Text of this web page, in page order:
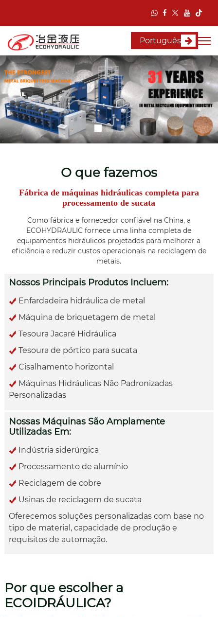
Português
O que fazemos
Fábrica de máquinas hidráulicas completa para
processamento de sucata
Como fábrica e fornecedor confiável na China, a
ECOHYDRAULIC fornece uma linha completa de
equipamentos hidráulicos projetados para melhorar a
eficiência e reduzir custos operacionais na reciclagem de
metais.
Nossos Principais Produtos Incluem:
Enfardadeira hidráulica de metal
Máquina de briquetagem de metal
Tesoura Jacaré Hidráulica
Tesoura de pórtico para sucata
Cisalhamento horizontal
Máquinas Hidráulicas Não Padronizadas
Personalizadas
Nossas Máquinas São Amplamente
Utilizadas Em:
Indústria siderúrgica
Processamento de alumínio
Reciclagem de cobre
Usinas de reciclagem de sucata
Oferecemos soluções personalizadas com base no
tipo de material, capacidade de produção e
requisitos de automação.
Por que escolher a
ECOIDRÁULICA?